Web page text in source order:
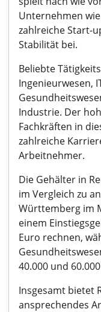
Unternehmen
zahlreiche Start-
Stabilität bei.
Beliebte
Ingenieurwesen,
Industrie. Der
Fachkräften in
zahlreiche
Arbeitnehmer.
Die Gehälter in
im Vergleich zu
Württemberg im
einem
Euro rechnen,
40.000 und
Insgesamt bietet
ansprechendes